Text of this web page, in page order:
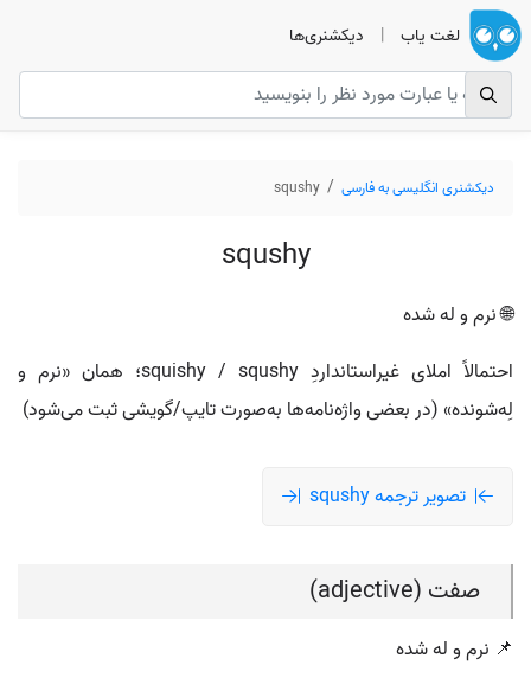
لغت یاب | دیکشنری‌ها
دیکشنری انگلیسی به فارسی squshy
squshy
🌐 نرم و له شده
احتمالاً املای غیراستانداردِ squishy / squshy؛ همان «نرم و
لِه‌شونده» (در بعضی واژه‌نامه‌ها به‌صورت تایپ/گویشی ثبت می‌شود)
تصویر ترجمه squshy
صفت (adjective)
📌 نرم و له شده